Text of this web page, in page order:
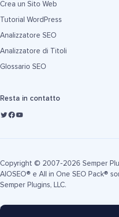
Crea un Sito Web
Tutorial WordPress
Analizzatore SEO
Analizzatore di Titoli
Glossario SEO
Resta in contatto
Copyright © 2007-2026 Semper
AIOSEO® e All in One SEO Pack®
Semper Plugins, LLC.
Termini di Servizio